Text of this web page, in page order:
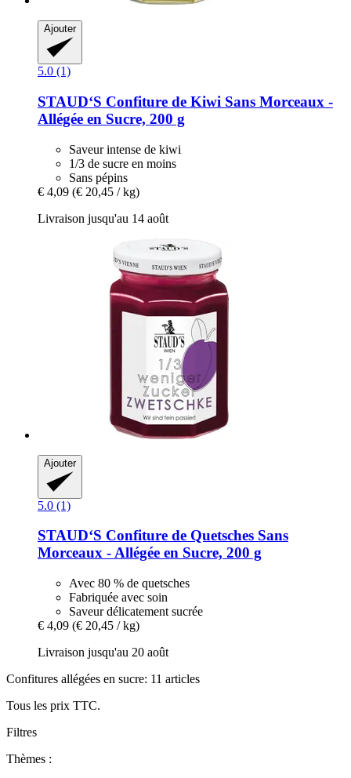
Ajouter
5.0 (1)
STAUD‘S Confiture de Kiwi Sans Morceaux -​
Allégée en Sucre, 200 g
Saveur intense de kiwi
1/3 de sucre en moins
Sans pépins
€ 4,09 (€ 20,45 / kg)
Livraison jusqu'au 14 août
Ajouter
5.0 (1)
STAUD‘S Confiture de Quetsches Sans
Morceaux -​ Allégée en Sucre, 200 g
Avec 80 % de quetsches
Fabriquée avec soin
Saveur délicatement sucrée
€ 4,09 (€ 20,45 / kg)
Livraison jusqu'au 20 août
Confitures allégées en sucre: 11 articles
Tous les prix TTC.
Filtres
Thèmes :